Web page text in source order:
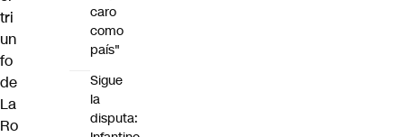
tri
un
fo
de
La
Ro
caro
como
país"
Sigue
la
disputa: